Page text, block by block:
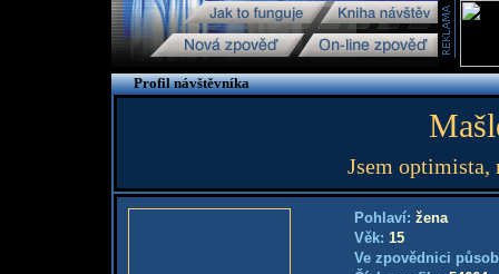
Profil návštěvníka
Jsem
Pohlaví: žena
Věk: 15
Ve zpovědnici